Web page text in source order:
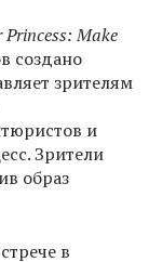
Make
создано
зрителям
и
Зрители
образ
в